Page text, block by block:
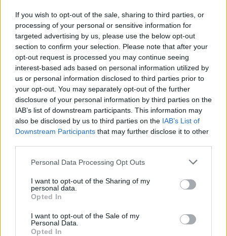
If you wish to opt-out of the sale, sharing to third parties, or
processing of your personal or sensitive information for
targeted advertising by us, please use the below opt-out
section to confirm your selection. Please note that after your
opt-out request is processed you may continue seeing
interest-based ads based on personal information utilized by
us or personal information disclosed to third parties prior to
your opt-out. You may separately opt-out of the further
disclosure of your personal information by third parties on the
IAB’s list of downstream participants. This information may
also be disclosed by us to third parties on the IAB’s List of
Downstream Participants that may further disclose it to other
Personal Data Processing Opt Outs
I want to opt-out of the Sharing of my
personal data.
Opted In
I want to opt-out of the Sale of my
Personal Data.
Opted In
že voda nyní z kohoutků ve třech obcích teče, ale je třeba opravdu
omezit její nadměrnou spotřebu.
Obce dostanou od ministerstva 300 milionů korun na
opravu nebo výstavbu vodních nádrží
4.8.2026 13:09 (ČTK)
Diskuse: 3
Obce dostanou od
ministerstva zemědělství
(MZe) 300 milionů korun na
opravu, výstavbu nebo
odbahnění malých vodních
nádrží. Žádost o dotace mohou podávat od 7. září do 7. října.
Hospodářským zvířatům pomáhají při vedrech remízky
4.8.2026 12:52 (ČTK)
teplotách ochlazují v
remízkách i kamenných stájích.